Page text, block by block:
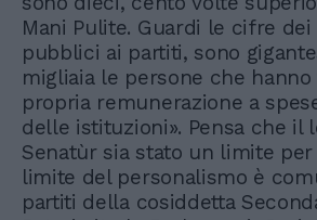
Mani Pulite. Guardi le cifre
pubblici ai partiti, sono
migliaia le persone che
propria remunerazione a
delle istituzioni». Pensa che il
Senatùr sia stato un limite per
limite del personalismo è
partiti della cosiddetta